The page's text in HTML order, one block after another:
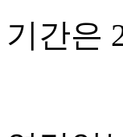
기간은